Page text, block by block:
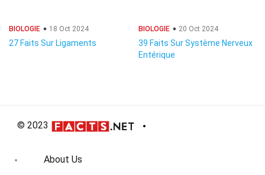
BIOLOGIE 18 Oct 2024
27 Faits Sur Ligaments
BIOLOGIE 20 Oct 2024
39 Faits Sur Système Nerveux
Entérique
© 2023
About Us